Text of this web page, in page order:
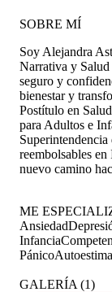
SOBRE MÍ
Soy Alejandra
Narrativa y
seguro y
bienestar y
Postítulo en
para Adultos e
reembolsables
nuevo camino
ME
Ansiedad
Infancia
PánicoAutoestima
GALERÍA (1)